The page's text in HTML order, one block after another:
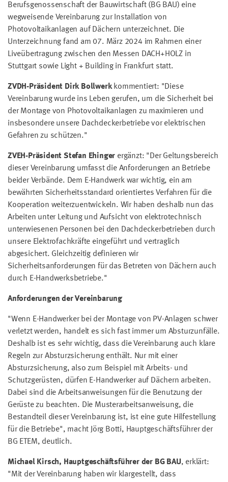
Berufsgenossenschaft der Bauwirtschaft (BG BAU) eine
wegweisende Vereinbarung zur Installation von
Photovoltaikanlagen auf Dächern unterzeichnet. Die
Unterzeichnung fand am 07. März 2024 im Rahmen einer
Liveübertragung zwischen den Messen DACH+HOLZ in
Stuttgart sowie Light + Building in Frankfurt statt.
ZVDH-Präsident Dirk Bollwerkkommentiert: "Diese
Vereinbarung wurde ins Leben gerufen, um die Sicherheit bei
der Montage von Photovoltaikanlagen zu maximieren und
insbesondere unsere Dachdeckerbetriebe vor elektrischen
Gefahren zu schützen."
ZVEH-Präsident Stefan Ehinger ergänzt: "Der Geltungsbereich
dieser Vereinbarung umfasst die Anforderungen an Betriebe
beider Verbände. Dem E-Handwerk war wichtig, ein am
bewährten Sicherheitsstandard orientiertes Verfahren für die
Kooperation weiterzuentwickeln. Wir haben deshalb nun das
Arbeiten unter Leitung und Aufsicht von elektrotechnisch
unterwiesenen Personen bei den Dachdeckerbetrieben durch
unsere Elektrofachkräfte eingeführt und vertraglich
abgesichert. Gleichzeitig definieren wir
Sicherheitsanforderungen für das Betreten von Dächern auch
durch E-Handwerksbetriebe."
Anforderungen der Vereinbarung
"Wenn E-Handwerker bei der Montage von PV-Anlagen schwer
verletzt werden, handelt es sich fast immer um Absturzunfälle.
Deshalb ist es sehr wichtig, dass die Vereinbarung auch klare
Regeln zur Absturzsicherung enthält. Nur mit einer
Absturzsicherung, also zum Beispiel mit Arbeits- und
Schutzgerüsten, dürfen E-Handwerker auf Dächern arbeiten.
Dabei sind die Arbeitsanweisungen für die Benutzung der
Gerüste zu beachten. Die Musterarbeitsanweisung, die
Bestandteil dieser Vereinbarung ist, ist eine gute Hilfestellung
für die Betriebe", macht Jörg Botti, Hauptgeschäftsführer der
BG ETEM, deutlich.
Michael Kirsch, Hauptgeschäftsführer der BG BAU, erklärt:
"Mit der Vereinbarung haben wir klargestellt, dass